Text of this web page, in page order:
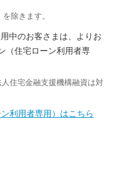
除きます。
中のお客さまは、よりお
（住宅ローン利用者専
住宅金融支援機構融資は対
利用者専用）はこちら